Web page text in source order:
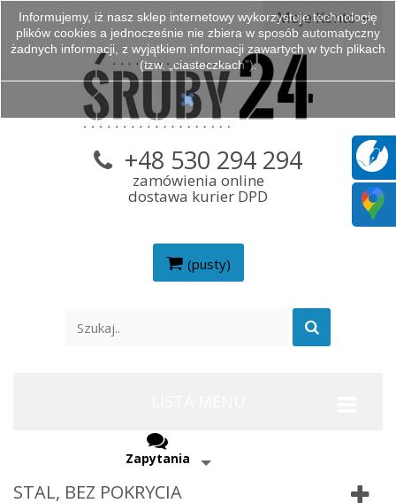
Moje Konto
(pusty)
+48 530 294 294
zamówienia online
dostawa kurier DPD
Zapytania
STAL, BEZ POKRYCIA
Informujemy, iż nasz sklep internetowy wykorzystuje technologię
plików cookies a jednocześnie nie zbiera w sposób automatyczny
żadnych informacji, z wyjątkiem informacji zawartych w tych plikach
(tzw. „ciasteczkach”).